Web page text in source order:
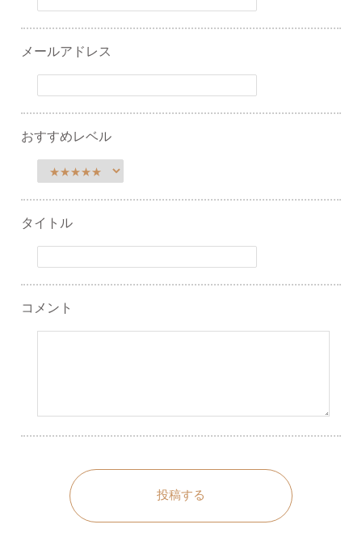
メールアドレス
おすすめレベル
タイトル
コメント
投稿する